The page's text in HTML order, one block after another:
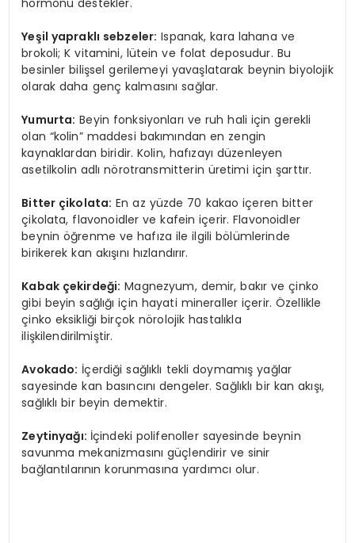
Yeşil yapraklı sebzeler: Ispanak, kara lahana ve
brokoli; K vitamini, lütein ve folat deposudur. Bu
besinler bilişsel gerilemeyi yavaşlatarak beynin biyolojik
olarak daha genç kalmasını sağlar.
Yumurta: Beyin fonksiyonları ve ruh hali için gerekli
olan “kolin” maddesi bakımından en zengin
kaynaklardan biridir. Kolin, hafızayı düzenleyen
asetilkolin adlı nörotransmitterin üretimi için şarttır.
Bitter çikolata: En az yüzde 70 kakao içeren bitter
çikolata, flavonoidler ve kafein içerir. Flavonoidler
beynin öğrenme ve hafıza ile ilgili bölümlerinde
birikerek kan akışını hızlandırır.
Kabak çekirdeği: Magnezyum, demir, bakır ve çinko
gibi beyin sağlığı için hayati mineraller içerir. Özellikle
çinko eksikliği birçok nörolojik hastalıkla
ilişkilendirilmiştir.
Avokado: İçerdiği sağlıklı tekli doymamış yağlar
sayesinde kan basıncını dengeler. Sağlıklı bir kan akışı,
sağlıklı bir beyin demektir.
Zeytinyağı: İçindeki polifenoller sayesinde beynin
savunma mekanizmasını güçlendirir ve sinir
bağlantılarının korunmasına yardımcı olur.